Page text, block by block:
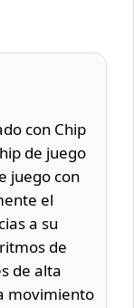
con Chip
de juego
juego con
el
a su
de
de alta
movimiento